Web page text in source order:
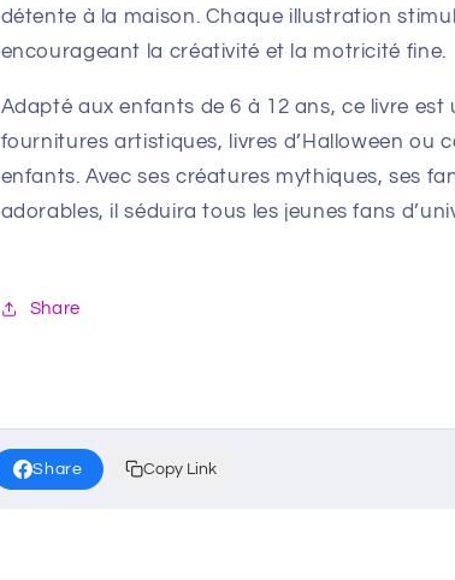
détente à la maison. Chaque illustration
encourageant la créativité et la motricité fine.
Adapté aux enfants de 6 à 12 ans, ce livre
fournitures artistiques, livres d’Halloween ou
enfants. Avec ses créatures mythiques, ses
adorables, il séduira tous les jeunes fans
Share
Share Copy Link